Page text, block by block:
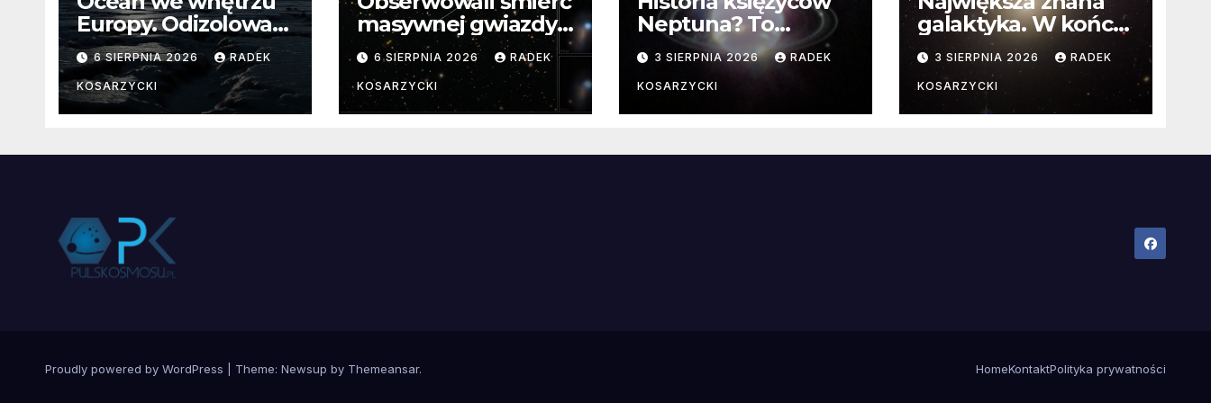
Europy. Odizolowani
przez lodową
barierę
6 SIERPNIA 2026 RADEK
KOSARZYCKI
masywnej gwiazdy
od samego
początku.
Niezwykle cenne
dane
6 SIERPNIA 2026 RADEK
KOSARZYCKI
Neptuna? To
skomplikowane
3 SIERPNIA 2026 RADEK
KOSARZYCKI
galaktyka. W końcu
poznaliśmy jej
faktyczne wymiary
3 SIERPNIA 2026 RADEK
KOSARZYCKI
Proudly powered by WordPress Theme: Newsup by Themeansar. HomeKontaktPolityka prywatności